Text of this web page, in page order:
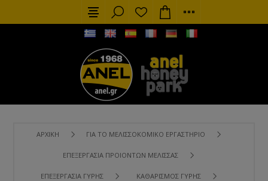
ΑΡΧΙΚΉ ΓΙΑ ΤΟ ΜΕΛΙΣΣΟΚΟΜΙΚΌ ΕΡΓΑΣΤΉΡΙΟ
ΕΠΕΞΕΡΓΑΣΊΑ ΠΡΟΙΌΝΤΩΝ ΜΈΛΙΣΣΑΣ
ΕΠΕΞΕΡΓΑΣΊΑ ΓΎΡΗΣ ΚΑΘΑΡΙΣΜΌΣ ΓΎΡΗΣ